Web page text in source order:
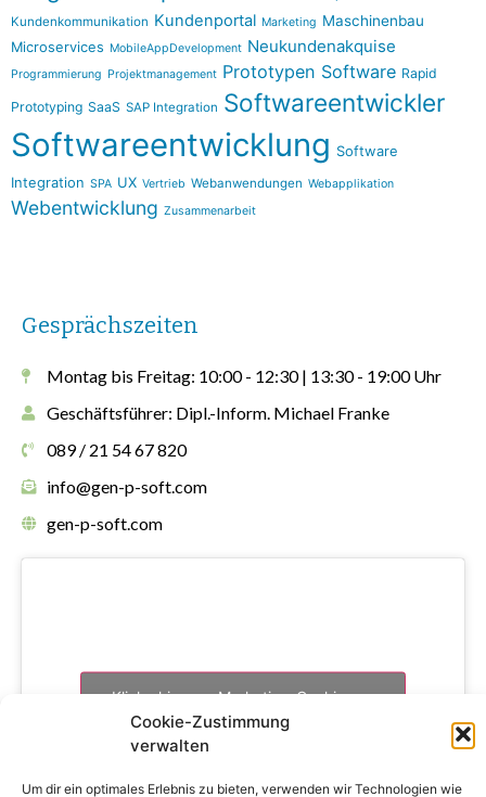
Cookie-Zustimmung
verwalten
Um dir ein optimales Erlebnis zu bieten, verwenden wir Technologien wie
Kundenkommunikation Kundenportal Marketing Maschinenbau
Microservices MobileAppDevelopment Neukundenakquise
Programmierung Projektmanagement Prototypen Software Rapid
Prototyping SaaS SAP Integration Softwareentwickler
Softwareentwicklung Software
Integration SPA UX Vertrieb Webanwendungen Webapplikation
Webentwicklung Zusammenarbeit
Gesprächszeiten
Montag bis Freitag: 10:00 - 12:30 | 13:30 - 19:00 Uhr
Geschäftsführer: Dipl.-Inform. Michael Franke
089 / 21 54 67 820
info@gen-p-soft.com
gen-p-soft.com
Klicke hier, um Marketing-Cookies zu
akzeptieren und diesen Inhalt zu